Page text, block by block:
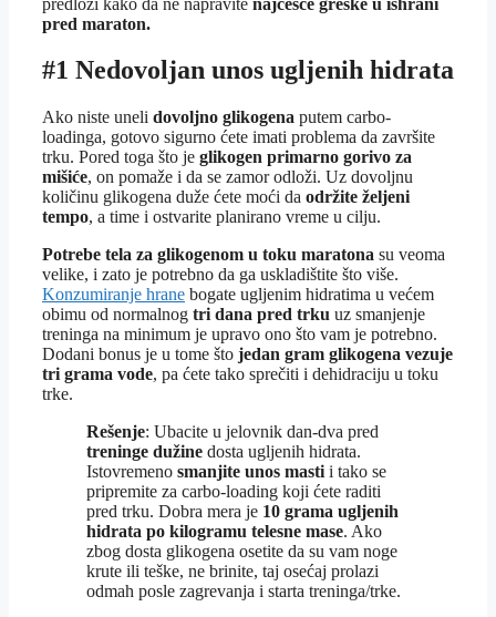
pred maraton.
#1 Nedovoljan unos ugljenih hidrata
Ako niste uneli dovoljno glikogena putem carbo-
loadinga, gotovo sigurno ćete imati problema da završite
trku. Pored toga što je glikogen primarno gorivo za
mišiće, on pomaže i da se zamor odloži. Uz dovoljnu
količinu glikogena duže ćete moći da održite željeni
tempo, a time i ostvarite planirano vreme u cilju.
Potrebe tela za glikogenom u toku maratona su veoma
velike, i zato je potrebno da ga uskladištite što više.
Konzumiranje hrane bogate ugljenim hidratima u većem
obimu od normalnog tri dana pred trku uz smanjenje
treninga na minimum je upravo ono što vam je potrebno.
Dodani bonus je u tome što jedan gram glikogena vezuje
tri grama vode, pa ćete tako sprečiti i dehidraciju u toku
trke.
Rešenje: Ubacite u jelovnik dan-dva pred
treninge dužine dosta ugljenih hidrata.
Istovremeno smanjite unos masti i tako se
pripremite za carbo-loading koji ćete raditi
pred trku. Dobra mera je 10 grama ugljenih
hidrata po kilogramu telesne mase. Ako
zbog dosta glikogena osetite da su vam noge
krute ili teške, ne brinite, taj osećaj prolazi
odmah posle zagrevanja i starta treninga/trke.